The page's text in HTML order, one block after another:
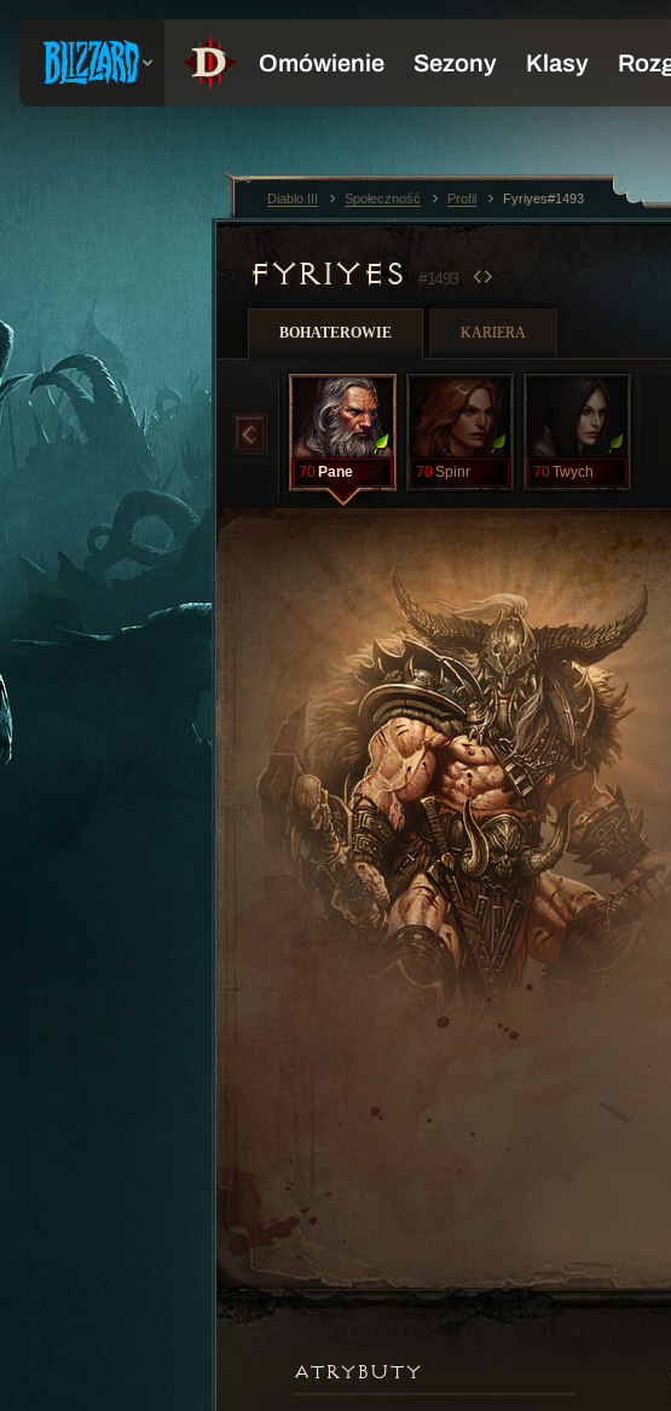
FYRIYES #1493
BOHATEROWIE KARIERA
70 Pane 70Spinr 70Twych
ATRYBUTY
Diablo III Społeczność Profil Fyriyes#1493